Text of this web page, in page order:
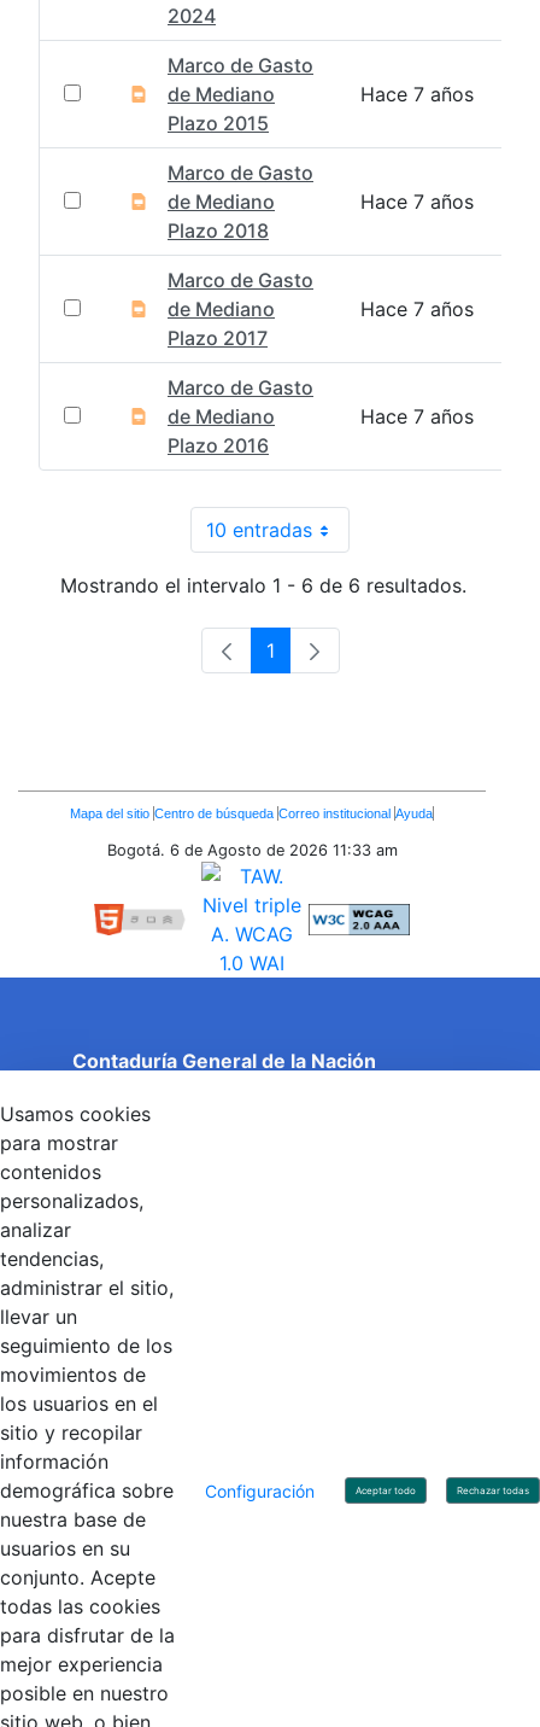
2024
Marco de Gasto
de Mediano
Plazo 2015
Hace 7 años
Marco de Gasto
de Mediano
Plazo 2018
Hace 7 años
Marco de Gasto
de Mediano
Plazo 2017
Hace 7 años
Marco de Gasto
de Mediano
Plazo 2016
Hace 7 años
10 entradasPor página
Mostrando el intervalo 1 - 6 de 6 resultados.
Página
1
Enlaces
Inferiores
Mapa del sitio Centro de búsqueda Correo institucional Ayuda
Bogotá. 6 de Agosto de 2026 11:33 am
Contaduría General de la Nación
Entidad adscrita al Ministerio de Hacienda y Crédito
Público
Dirección: Calle 26 No 69 - 76, Edificio Elemento
Torre 1 (Aire) - Piso 15, Bogotá D.C., Colombia
Código Postal: 111071
Linkedin
Contacto
Línea de servicio al ciudadano: +57(601) 492 64 00
Correo Institucional:
Correo de notificaciones judiciales:
notificacionjudicial@contaduria.gov.co
Correo de Asuntos disciplinarios:
asuntosdisciplinarios@contaduria.gov.co
Línea Anticorrupción: +57(601) 492 64 00 Ext. 4
Política de privacidad y protección de datos personales
Política de derechos de autor
Términos y condiciones de uso
© Copyright 2026 - Todos los derechos reservados
Gobierno de Colombia
Usamos cookies
para mostrar
contenidos
personalizados,
analizar
tendencias,
administrar el sitio,
llevar un
seguimiento de los
movimientos de
los usuarios en el
sitio y recopilar
información
demográfica sobre
nuestra base de
usuarios en su
conjunto. Acepte
todas las cookies
para disfrutar de la
mejor experiencia
posible en nuestro
sitio web, o bien
Configuración Aceptar todo Rechazar todas